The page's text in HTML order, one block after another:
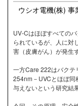
ウシオ電機(株) 事
UV-Cはほぼすべての
られているが、人に対
害（皮膚がん）が発生
一方Care 222はバクテ
254nm－UVCとほぼ同
与えないという研究結